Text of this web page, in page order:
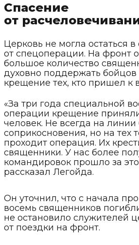
Спасение
от
Церковь не могла остаться в
от спецоперации. На фронт
большое количество
духовно поддержать бойцов
крещение тех, кто пришел к
«За три года специальной
операции крещение
человек. Не всегда на линии
соприкосновения, но на тех
проходит операция. Их
священники. У нас более
командировок прошло за
рассказал Легойда.
Он уточнил, что с начала
восемь священников
не остановило служителей
от поездки на фронт.